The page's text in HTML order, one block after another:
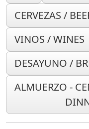
CERVEZAS /
VINOS / WINES
DESAYUNO /
ALMUERZO -